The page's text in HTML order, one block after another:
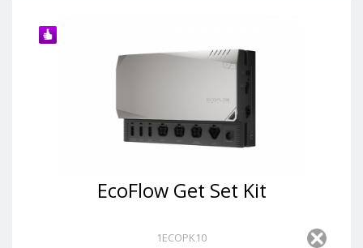
EcoFlow Get Set Kit
1ECOPK10